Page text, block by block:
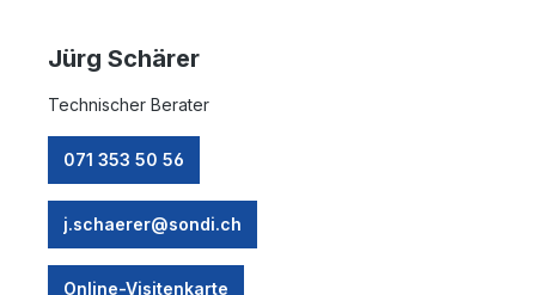
Jürg Schärer
Technischer Berater
071 353 50 56
j.schaerer@sondi.ch
Online-Visitenkarte